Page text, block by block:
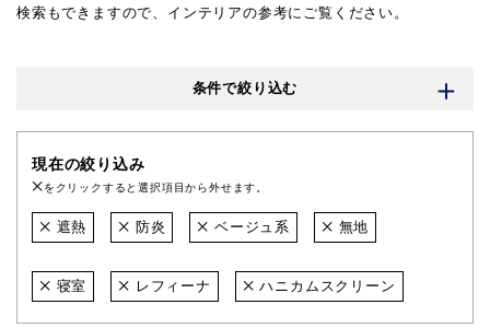
検索もできますので、インテリアの参考にご覧ください。
条件で絞り込む
現在の絞り込み
をクリックすると選択項目から外せます。
遮熱 防炎 ベージュ系 無地
寝室 レフィーナ ハニカムスクリーン